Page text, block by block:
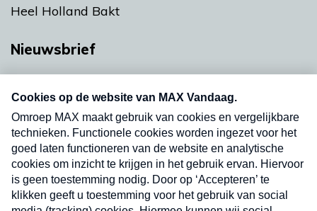
Heel Holland Bakt
Nieuwsbrief
nieuwsbrief. Elke vrijdag- en dinsdagochtend in
uw mailbox.
Verzend